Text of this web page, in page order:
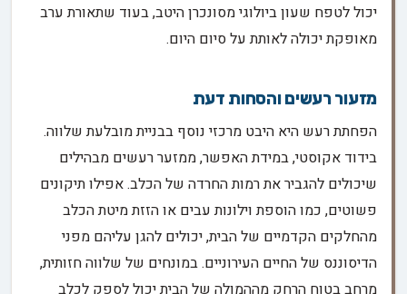
יכול לטפח שעון ביולוגי מסונכרן היטב, בעוד שתאורת ערב
מאופקת יכולה לאותת על סיום היום.
מזעור רעשים והסחות דעת
הפחתת רעש היא היבט מרכזי נוסף בבניית מובלעת שלווה.
בידוד אקוסטי, במידת האפשר, ממזער רעשים מבהילים
שיכולים להגביר את רמות החרדה של הכלב. אפילו תיקונים
פשוטים, כמו הוספת וילונות עבים או הזזת מיטת הכלב
מהחלקים הקדמיים של הבית, יכולים להגן עליהם מפני
הדיסוננס של החיים העירוניים. במונחים של שלווה חזותית,
מרחב בטוח הרחק מההמולה של הבית יכול לספק לכלב